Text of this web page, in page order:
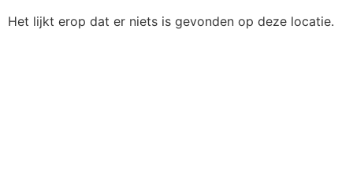
Het lijkt erop dat er niets is gevonden op deze locatie.